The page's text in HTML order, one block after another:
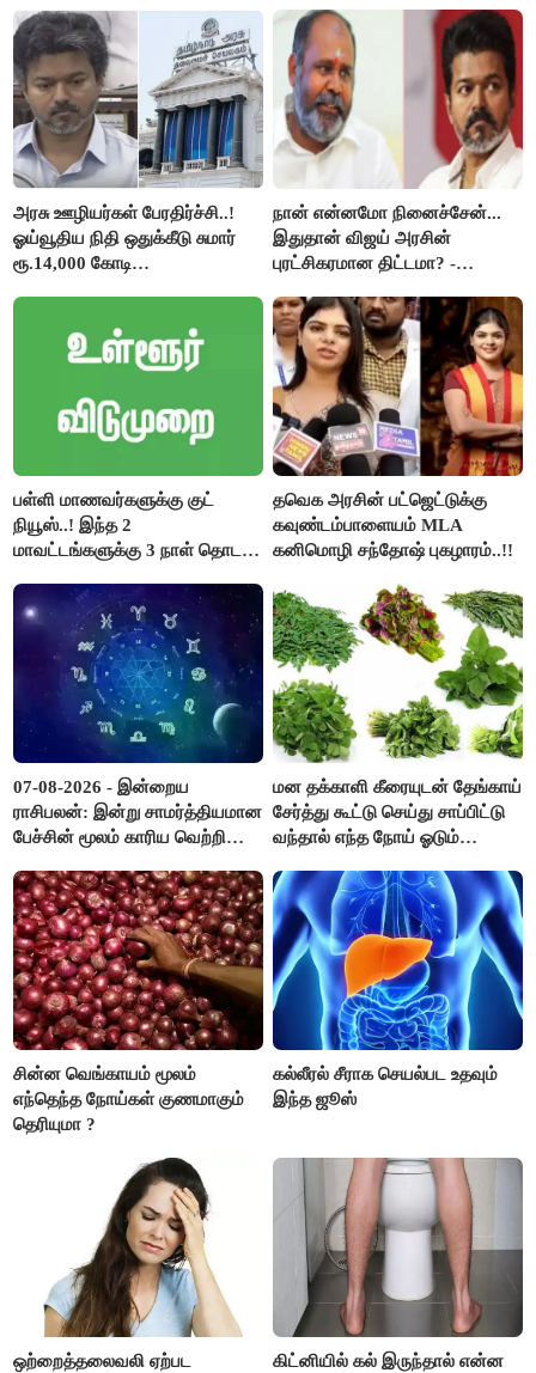
கேள்வி..!
அரசு ஊழியர்கள் பேரதிர்ச்சி..!
ஓய்வூதிய நிதி ஒதுக்கீடு சுமார்
ரூ.14,000 கோடி
நான் என்னமோ நினைச்சேன்...
இதுதான் விஜய் அரசின்
புரட்சிகரமான திட்டமா? -
பள்ளி மாணவர்களுக்கு குட்
நியூஸ்..! இந்த 2
மாவட்டங்களுக்கு 3 நாள் தொடர்
தவெக அரசின் பட்ஜெட்டுக்கு
கவுண்டம்பாளையம் MLA
கனிமொழி சந்தோஷ் புகழாரம்..!!
07-08-2026 - இன்றைய
ராசிபலன்: இன்று சாமர்த்தியமான
பேச்சின் மூலம் காரிய வெற்றி
பொறுப்புகளை ஒப்படைப்பதில்
கவனம் தேவை..!
மன தக்காளி கீரையுடன் தேங்காய்
சேர்த்து கூட்டு செய்து சாப்பிட்டு
வந்தால் எந்த நோய் ஓடும்
சின்ன வெங்காயம் மூலம்
எந்தெந்த நோய்கள் குணமாகும்
தெரியுமா ?
கல்லீரல் சீராக செயல்பட உதவும்
இந்த ஜூஸ்
ஒற்றைத்தலைவலி ஏற்பட
கிட்னியில் கல் இருந்தால் என்ன